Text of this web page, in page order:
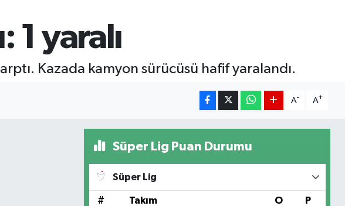
1 yaralı
Kazada kamyon sürücüsü hafif yaralandı.
A- A+
Süper Lig Puan Durumu
Süper Lig
# Takım O P